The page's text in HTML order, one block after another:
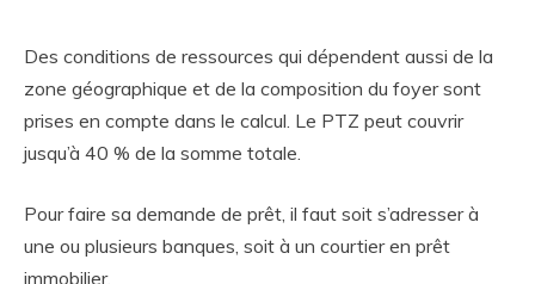
Des conditions de ressources qui dépendent aussi de la
zone géographique et de la composition du foyer sont
prises en compte dans le calcul. Le PTZ peut couvrir
jusqu’à 40 % de la somme totale.
Pour faire sa demande de prêt, il faut soit s’adresser à
une ou plusieurs banques, soit à un courtier en prêt
immobilier.